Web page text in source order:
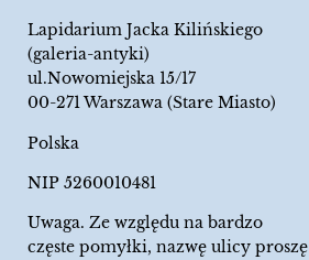
Lapidarium Jacka Kilińskiego
(galeria-antyki)
ul.Nowomiejska 15/17
00-271 Warszawa (Stare Miasto)
Polska
NIP 5260010481
Uwaga. Ze względu na bardzo
częste pomyłki, nazwę ulicy proszę